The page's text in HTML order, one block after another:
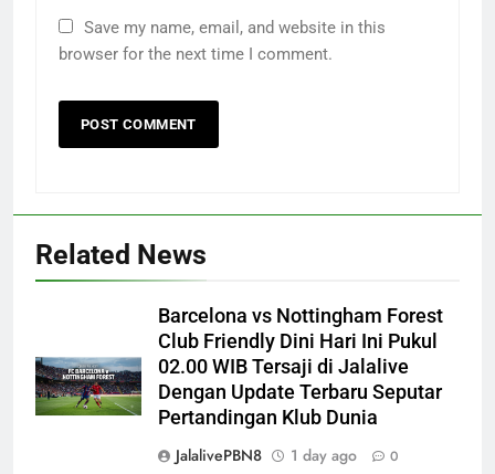
Save my name, email, and website in this
browser for the next time I comment.
Related News
Barcelona vs Nottingham Forest
Club Friendly Dini Hari Ini Pukul
02.00 WIB Tersaji di Jalalive
Dengan Update Terbaru Seputar
Pertandingan Klub Dunia
JalalivePBN8
1 day ago 0